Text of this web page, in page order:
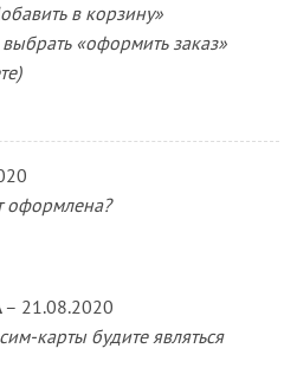
в корзину»
«оформить заказ»
оформлена?
– 21.08.2020
карты будите являться